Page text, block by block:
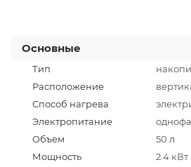
Основные
Тип
Расположение
Способ нагрева
Электропитание
Объем
50 л
Мощность
2.4 кВт